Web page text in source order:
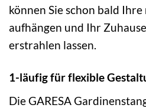
können Sie schon bald
aufhängen und Ihr
erstrahlen lassen.
1-läufig für flexible
Die GARESA